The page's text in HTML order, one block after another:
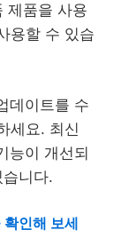
제품을 사용
용할 수 있습
데이트를 수
세요. 최신
능이 개선되
니다.
인해 보세